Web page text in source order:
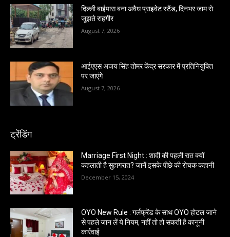
दिल्ली बाईपास बना अवैध प्राइवेट स्टैंड, दिनभर जाम से
जूझते राहगीर
August 7, 2026
आईएएस अजय सिंह तोमर केंद्र सरकार में प्रतिनियुक्ति
पर जाएंगे
August 7, 2026
ट्रेंडिंग
Marriage First Night : शादी की पहली रात क्यों
कहलाती है सुहागरात? जानें इसके पीछे की रोचक कहानी
December 15, 2024
OYO New Rule : गर्लफ्रेंड के साथ OYO होटल जाने
से पहले जान लें ये नियम, नहीं तो हो सकती है कानूनी
कार्रवाई